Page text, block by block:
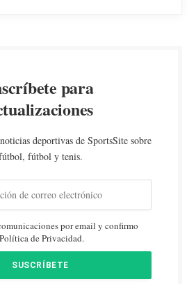
para
deportivas de SportsSite sobre
fútbol y tenis.
por email y confirmo
de Privacidad.